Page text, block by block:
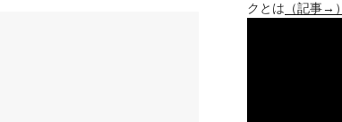
クとは （記事→）